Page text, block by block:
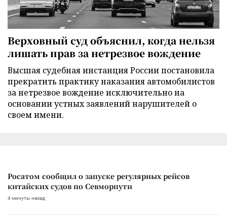
Верховный суд объяснил, когда нельзя
лишать прав за нетрезвое вождение
Высшая судебная инстанция России постановила
прекратить практику наказания автомобилистов
за нетрезвое вождение исключительно на
основании устных заявлений нарушителей о
своем имени.
Росатом сообщил о запуске регулярных рейсов
китайских судов по Севморпути
4 минуты назад